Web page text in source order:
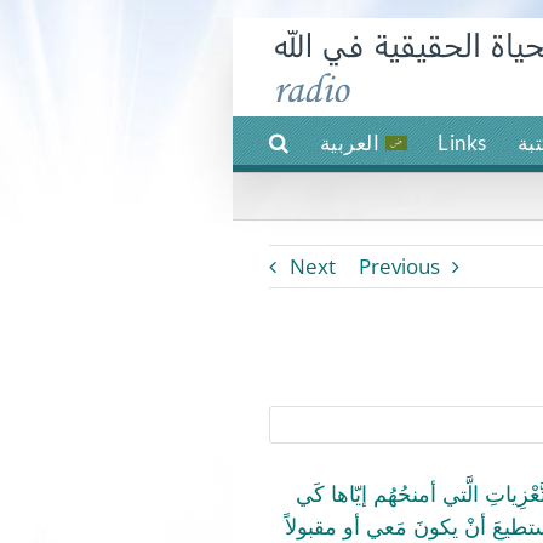
Links العربية
Previous
Next
الَّتي أمنحُهُم إيّاها كَي
أنْ يكونَ مَعي أو مقبولاً